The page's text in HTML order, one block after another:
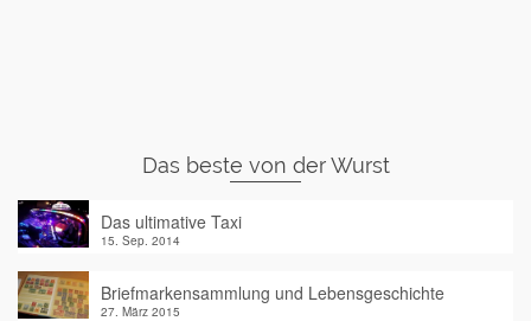
Das beste von der Wurst
Das ultimative Taxi
15. Sep. 2014
Briefmarkensammlung und Lebensgeschichte
27. März 2015